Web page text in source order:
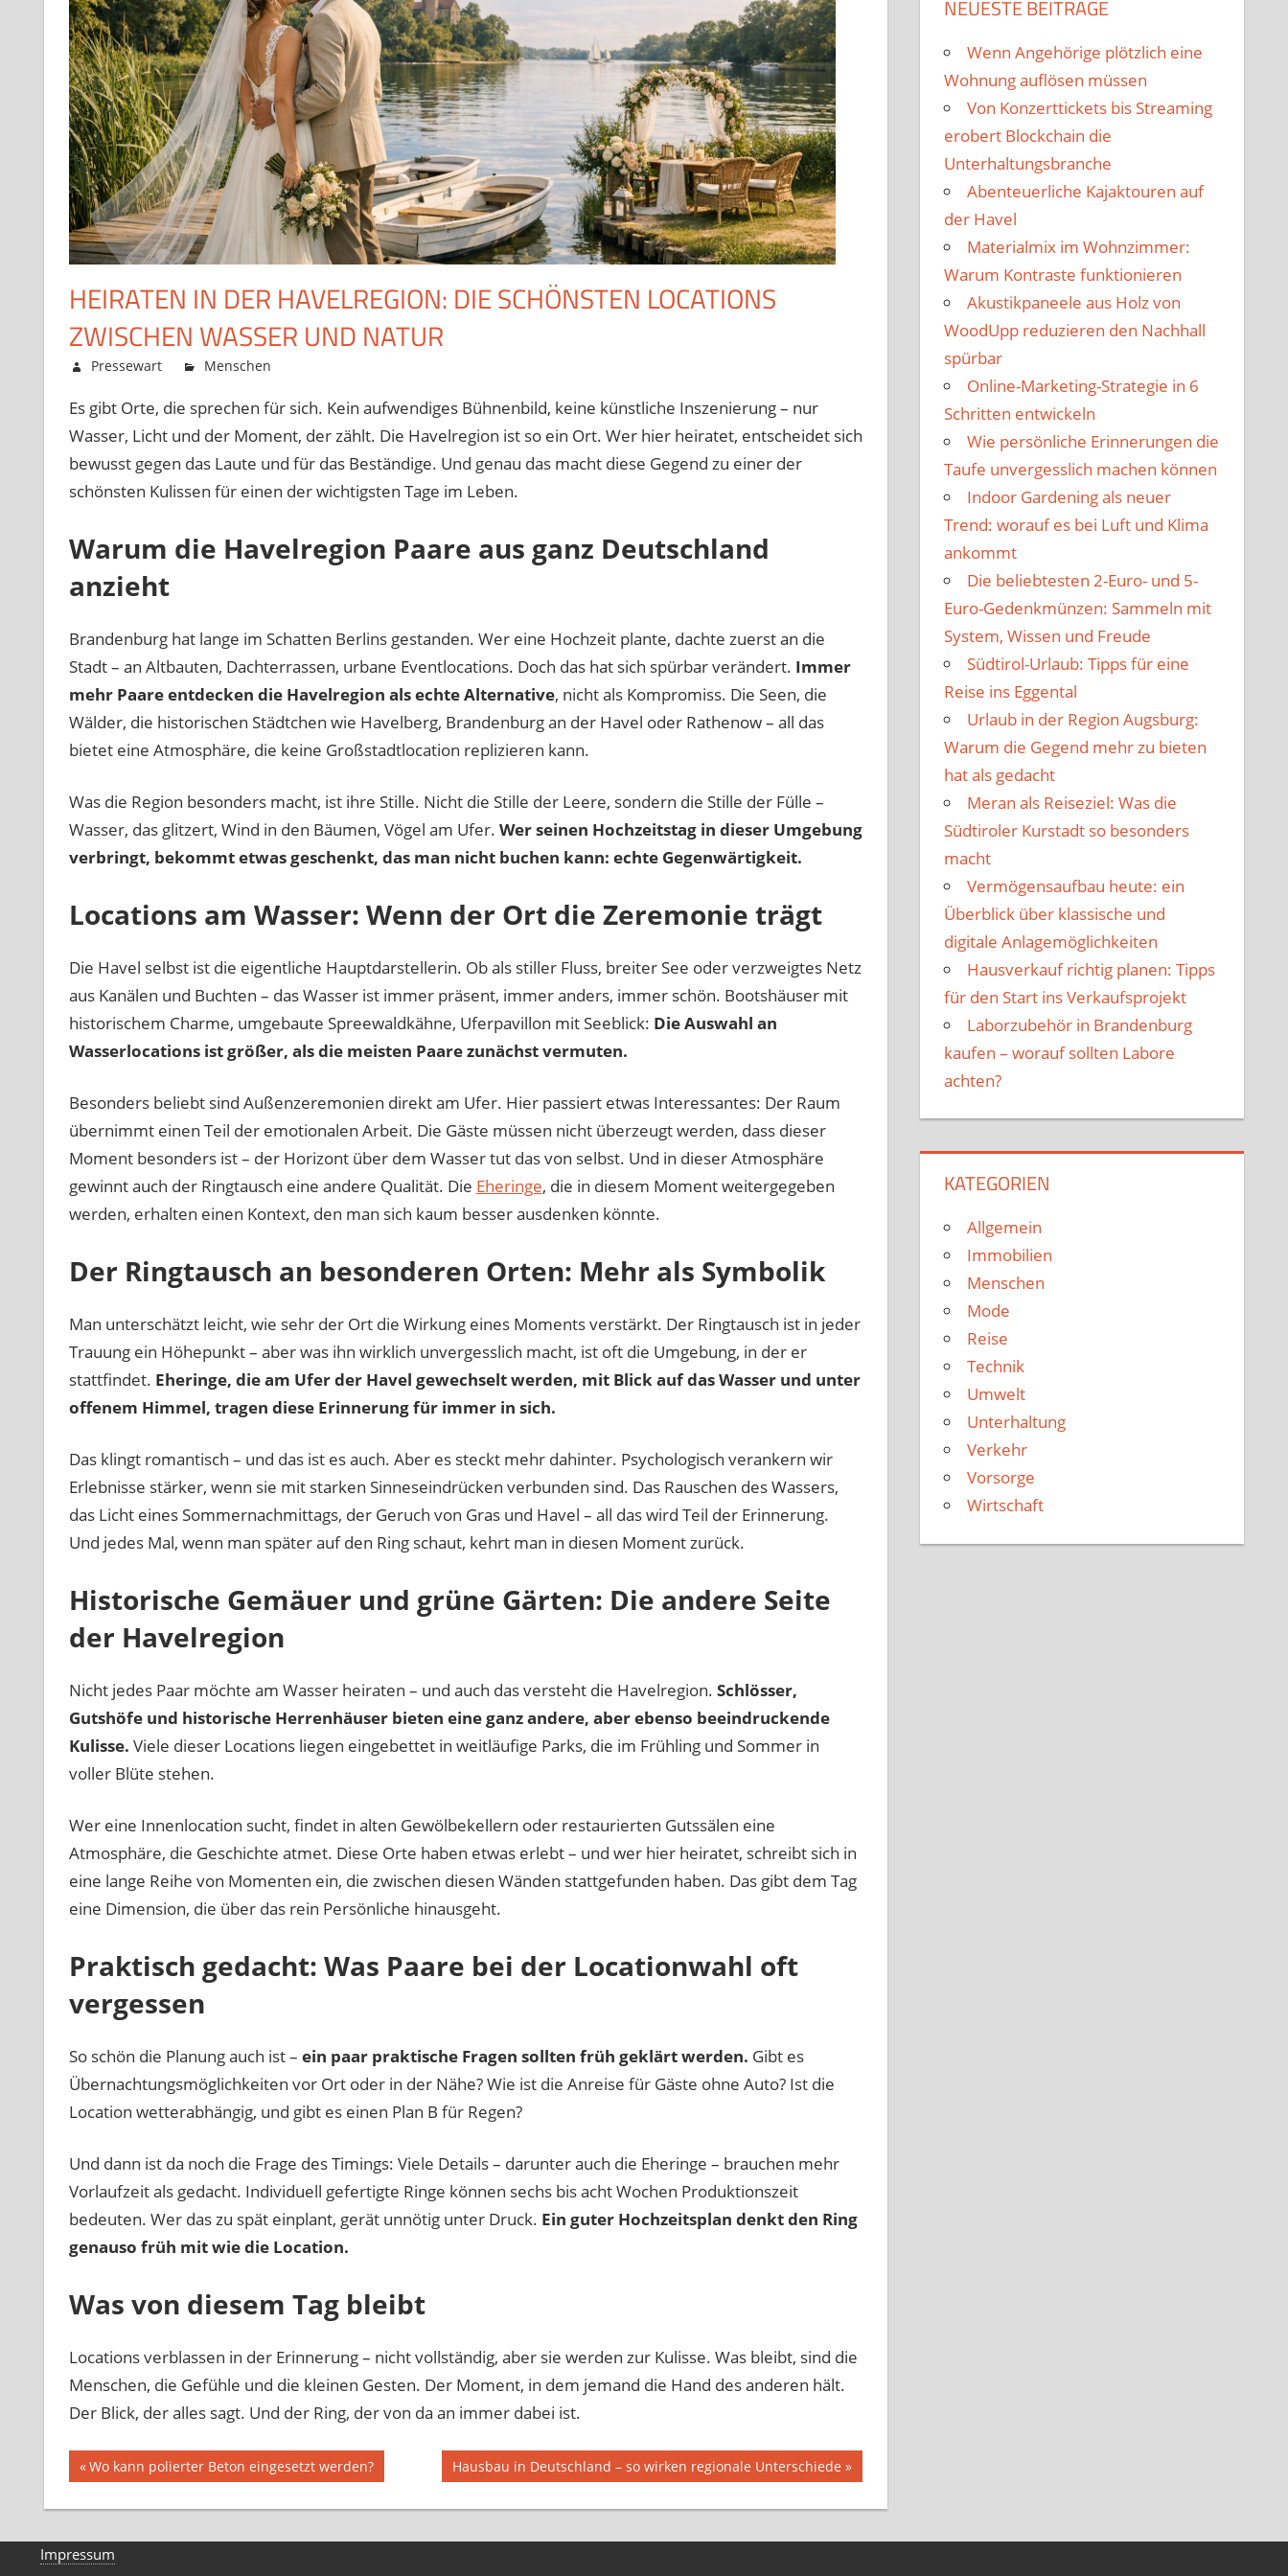
HEIRATEN IN DER HAVELREGION: DIE SCHÖNSTEN LOCATIONS
ZWISCHEN WASSER UND NATUR
Mai 22, 2026
Pressewart Menschen
in
der
Havelregion:
schönsten
zwischen
Es gibt Orte, die sprechen für sich. Kein aufwendiges Bühnenbild, keine künstliche Inszenierung – nur
Wasser, Licht und der Moment, der zählt. Die Havelregion ist so ein Ort. Wer hier heiratet, entscheidet sich
bewusst gegen das Laute und für das Beständige. Und genau das macht diese Gegend zu einer der
schönsten Kulissen für einen der wichtigsten Tage im Leben.
Warum die Havelregion Paare aus ganz Deutschland
anzieht
Brandenburg hat lange im Schatten Berlins gestanden. Wer eine Hochzeit plante, dachte zuerst an die
Stadt – an Altbauten, Dachterrassen, urbane Eventlocations. Doch das hat sich spürbar verändert. Immer
mehr Paare entdecken die Havelregion als echte Alternative, nicht als Kompromiss. Die Seen, die
Wälder, die historischen Städtchen wie Havelberg, Brandenburg an der Havel oder Rathenow – all das
bietet eine Atmosphäre, die keine Großstadtlocation replizieren kann.
Was die Region besonders macht, ist ihre Stille. Nicht die Stille der Leere, sondern die Stille der Fülle –
Wasser, das glitzert, Wind in den Bäumen, Vögel am Ufer. Wer seinen Hochzeitstag in dieser Umgebung
verbringt, bekommt etwas geschenkt, das man nicht buchen kann: echte Gegenwärtigkeit.
Locations am Wasser: Wenn der Ort die Zeremonie trägt
Die Havel selbst ist die eigentliche Hauptdarstellerin. Ob als stiller Fluss, breiter See oder verzweigtes Netz
aus Kanälen und Buchten – das Wasser ist immer präsent, immer anders, immer schön. Bootshäuser mit
historischem Charme, umgebaute Spreewaldkähne, Uferpavillon mit Seeblick: Die Auswahl an
Wasserlocations ist größer, als die meisten Paare zunächst vermuten.
Besonders beliebt sind Außenzeremonien direkt am Ufer. Hier passiert etwas Interessantes: Der Raum
übernimmt einen Teil der emotionalen Arbeit. Die Gäste müssen nicht überzeugt werden, dass dieser
Moment besonders ist – der Horizont über dem Wasser tut das von selbst. Und in dieser Atmosphäre
gewinnt auch der Ringtausch eine andere Qualität. Die Eheringe, die in diesem Moment weitergegeben
werden, erhalten einen Kontext, den man sich kaum besser ausdenken könnte.
Der Ringtausch an besonderen Orten: Mehr als Symbolik
Man unterschätzt leicht, wie sehr der Ort die Wirkung eines Moments verstärkt. Der Ringtausch ist in jeder
Trauung ein Höhepunkt – aber was ihn wirklich unvergesslich macht, ist oft die Umgebung, in der er
stattfindet. Eheringe, die am Ufer der Havel gewechselt werden, mit Blick auf das Wasser und unter
offenem Himmel, tragen diese Erinnerung für immer in sich.
Das klingt romantisch – und das ist es auch. Aber es steckt mehr dahinter. Psychologisch verankern wir
Erlebnisse stärker, wenn sie mit starken Sinneseindrücken verbunden sind. Das Rauschen des Wassers,
das Licht eines Sommernachmittags, der Geruch von Gras und Havel – all das wird Teil der Erinnerung.
Und jedes Mal, wenn man später auf den Ring schaut, kehrt man in diesen Moment zurück.
Historische Gemäuer und grüne Gärten: Die andere Seite
der Havelregion
Nicht jedes Paar möchte am Wasser heiraten – und auch das versteht die Havelregion. Schlösser,
Gutshöfe und historische Herrenhäuser bieten eine ganz andere, aber ebenso beeindruckende
Kulisse. Viele dieser Locations liegen eingebettet in weitläufige Parks, die im Frühling und Sommer in
voller Blüte stehen.
Wer eine Innenlocation sucht, findet in alten Gewölbekellern oder restaurierten Gutssälen eine
Atmosphäre, die Geschichte atmet. Diese Orte haben etwas erlebt – und wer hier heiratet, schreibt sich in
eine lange Reihe von Momenten ein, die zwischen diesen Wänden stattgefunden haben. Das gibt dem Tag
eine Dimension, die über das rein Persönliche hinausgeht.
Praktisch gedacht: Was Paare bei der Locationwahl oft
vergessen
So schön die Planung auch ist – ein paar praktische Fragen sollten früh geklärt werden. Gibt es
Übernachtungsmöglichkeiten vor Ort oder in der Nähe? Wie ist die Anreise für Gäste ohne Auto? Ist die
Location wetterabhängig, und gibt es einen Plan B für Regen?
Und dann ist da noch die Frage des Timings: Viele Details – darunter auch die Eheringe – brauchen mehr
Vorlaufzeit als gedacht. Individuell gefertigte Ringe können sechs bis acht Wochen Produktionszeit
bedeuten. Wer das zu spät einplant, gerät unnötig unter Druck. Ein guter Hochzeitsplan denkt den Ring
genauso früh mit wie die Location.
Was von diesem Tag bleibt
Locations verblassen in der Erinnerung – nicht vollständig, aber sie werden zur Kulisse. Was bleibt, sind die
Menschen, die Gefühle und die kleinen Gesten. Der Moment, in dem jemand die Hand des anderen hält.
Der Blick, der alles sagt. Und der Ring, der von da an immer dabei ist.
Beitragsnavigation
Vorheriger
Beitrag:
Wo kann polierter Beton eingesetzt werden?
Nächster
Beitrag:
Hausbau in Deutschland – so wirken regionale Unterschiede
NEUESTE BEITRÄGE
Wenn Angehörige plötzlich eine
Wohnung auflösen müssen
Von Konzerttickets bis Streaming
erobert Blockchain die
Unterhaltungsbranche
Abenteuerliche Kajaktouren auf
der Havel
Materialmix im Wohnzimmer:
Warum Kontraste funktionieren
Akustikpaneele aus Holz von
WoodUpp reduzieren den Nachhall
spürbar
Online-Marketing-Strategie in 6
Schritten entwickeln
Wie persönliche Erinnerungen die
Taufe unvergesslich machen können
Indoor Gardening als neuer
Trend: worauf es bei Luft und Klima
ankommt
Die beliebtesten 2-Euro- und 5-
Euro-Gedenkmünzen: Sammeln mit
System, Wissen und Freude
Südtirol-Urlaub: Tipps für eine
Reise ins Eggental
Urlaub in der Region Augsburg:
Warum die Gegend mehr zu bieten
hat als gedacht
Meran als Reiseziel: Was die
Südtiroler Kurstadt so besonders
macht
Vermögensaufbau heute: ein
Überblick über klassische und
digitale Anlagemöglichkeiten
Hausverkauf richtig planen: Tipps
für den Start ins Verkaufsprojekt
Laborzubehör in Brandenburg
kaufen – worauf sollten Labore
achten?
KATEGORIEN
Allgemein
Immobilien
Menschen
Mode
Reise
Technik
Umwelt
Unterhaltung
Verkehr
Vorsorge
Wirtschaft
Impressum